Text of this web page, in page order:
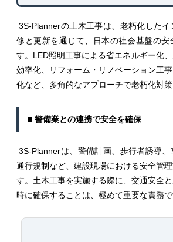
3S-Plannerの土木工事は、老朽化した
修と更新を通じて、日本の社会基盤の安
す。LED照明工事による省エネルギー化
効率化、リフォーム・リノベーション工
化など、多角的なアプローチで老朽化対策
■ 警備業との連携で安全を確保
3S-Plannerは、警備計画、歩行者誘導
通行規制など、建設現場における安全管
す。土木工事を実施する際に、交通安全
時に確保することは、極めて重要な責務で